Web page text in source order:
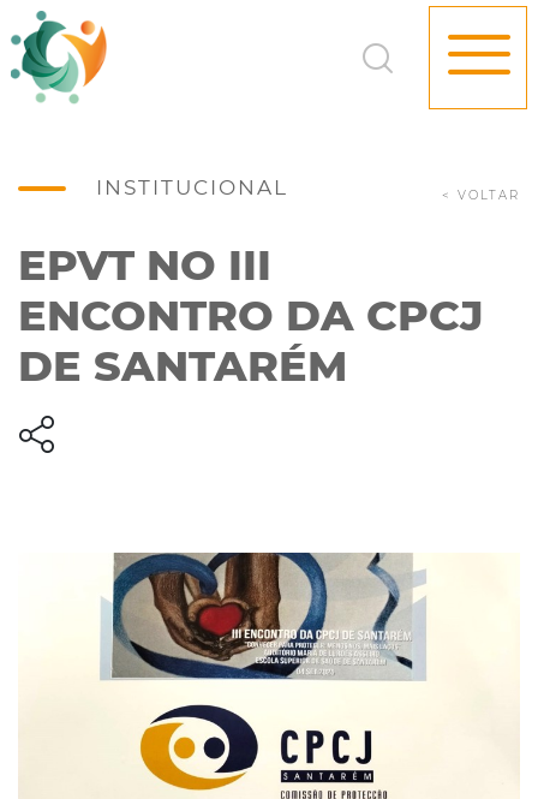
INSTITUCIONAL < VOLTAR
EPVT NO III
ENCONTRO DA CPCJ
DE SANTARÉM